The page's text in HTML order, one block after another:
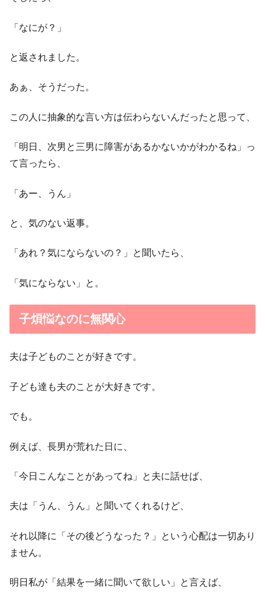
「なにが？」
と返されました。
あぁ、そうだった。
この人に抽象的な言い方は伝わらないんだったと思って、
「明日、次男と三男に障害があるかないかがわかるね」っ
て言ったら、
「あー、うん」
と、気のない返事。
「あれ？気にならないの？」と聞いたら、
「気にならない」と。
子煩悩なのに無関心
夫は子どものことが好きです。
子ども達も夫のことが大好きです。
でも。
例えば、長男が荒れた日に、
「今日こんなことがあってね」と夫に話せば、
夫は「うん、うん」と聞いてくれるけど、
それ以降に「その後どうなった？」という心配は一切あり
ません。
明日私が「結果を一緒に聞いて欲しい」と言えば、